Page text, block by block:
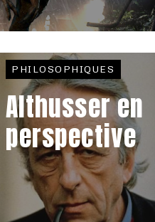
PHILOSOPHIQUES
Althusser en
perspective